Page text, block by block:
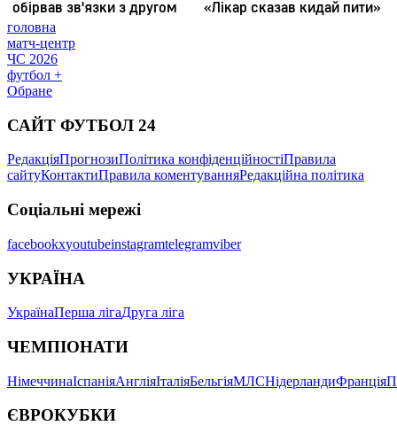
головна
матч-центр
ЧС 2026
футбол +
Обране
САЙТ ФУТБОЛ 24
РедакціяПрогнозиПолітика конфіденційностіПравила
сайтуКонтактиПравила коментуванняРедакційна політика
Соціальні мережі
facebookxyoutubeinstagramtelegramviber
УКРАЇНА
УкраїнаПерша лігаДруга ліга
ЧЕМПІОНАТИ
НімеччинаІспаніяАнгліяІталіяБельгіяМЛСНідерландиФранція
ЄВРОКУБКИ